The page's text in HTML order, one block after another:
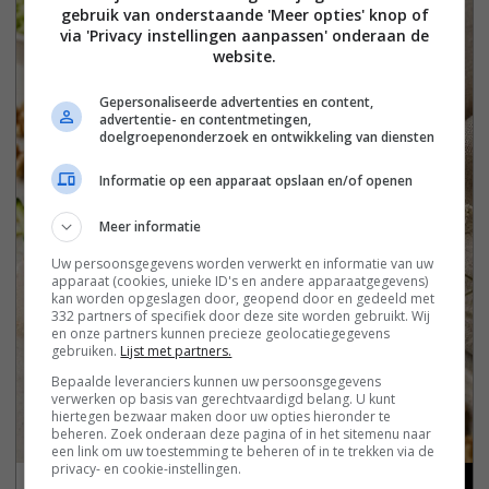
gebruik van onderstaande 'Meer opties' knop of
via 'Privacy instellingen aanpassen' onderaan de
website.
Gepersonaliseerde advertenties en content,
advertentie- en contentmetingen,
doelgroepenonderzoek en ontwikkeling van diensten
Informatie op een apparaat opslaan en/of openen
Meer informatie
Uw persoonsgegevens worden verwerkt en informatie van uw
apparaat (cookies, unieke ID's en andere apparaatgegevens)
kan worden opgeslagen door, geopend door en gedeeld met
332 partners of specifiek door deze site worden gebruikt. Wij
en onze partners kunnen precieze geolocatiegegevens
gebruiken. Lijst met partners.
Bepaalde leveranciers kunnen uw persoonsgegevens
verwerken op basis van gerechtvaardigd belang. U kunt
hiertegen bezwaar maken door uw opties hieronder te
beheren. Zoek onderaan deze pagina of in het sitemenu naar
een link om uw toestemming te beheren of in te trekken via de
privacy- en cookie-instellingen.